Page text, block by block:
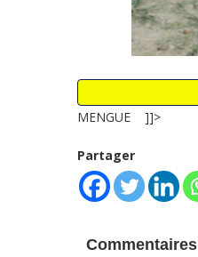
MENGUE ]]>
Partager
Commentaires